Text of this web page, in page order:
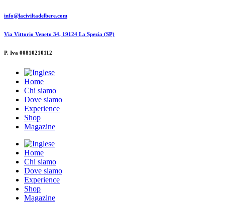
info@laciviltadelbere.com
Via Vittorio Veneto 34, 19124 La Spezia (SP)
P. Iva 00810210112
Home
Chi siamo
Dove siamo
Experience
Shop
Magazine
Home
Chi siamo
Dove siamo
Experience
Shop
Magazine